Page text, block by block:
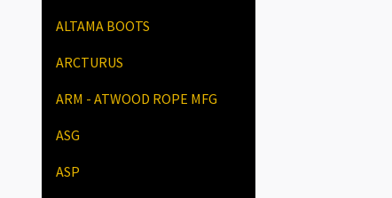
ALTAMA BOOTS
ARCTURUS
ARM - ATWOOD ROPE MFG
ASG
ASP